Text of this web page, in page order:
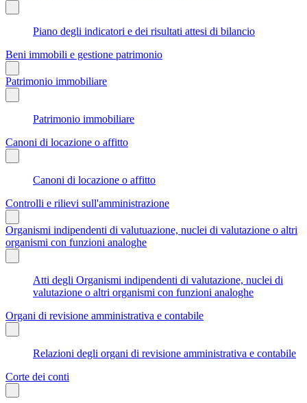
Piano degli indicatori e dei risultati attesi di bilancio
Beni immobili e gestione patrimonio
Patrimonio immobiliare
Patrimonio immobiliare
Canoni di locazione o affitto
Canoni di locazione o affitto
Controlli e rilievi sull'amministrazione
Organismi indipendenti di valutuazione, nuclei di valutazione o altri
organismi con funzioni analoghe
Atti degli Organismi indipendenti di valutazione, nuclei di
valutazione o altri organismi con funzioni analoghe
Organi di revisione amministrativa e contabile
Relazioni degli organi di revisione amministrativa e contabile
Corte dei conti